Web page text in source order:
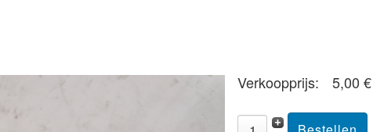
Verkoopprijs: 5,00 €